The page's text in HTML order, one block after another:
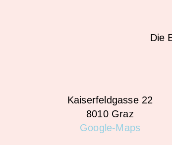
Die
Kaiserfeldgasse 22
8010 Graz
Google-Maps